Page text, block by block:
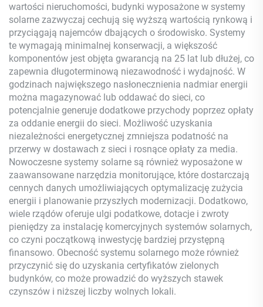
wartości nieruchomości, budynki wyposażone w systemy
solarne zazwyczaj cechują się wyższą wartością rynkową i
przyciągają najemców dbających o środowisko. Systemy
te wymagają minimalnej konserwacji, a większość
komponentów jest objęta gwarancją na 25 lat lub dłużej, co
zapewnia długoterminową niezawodność i wydajność. W
godzinach największego nasłonecznienia nadmiar energii
można magazynować lub oddawać do sieci, co
potencjalnie generuje dodatkowe przychody poprzez opłaty
za oddanie energii do sieci. Możliwość uzyskania
niezależności energetycznej zmniejsza podatność na
przerwy w dostawach z sieci i rosnące opłaty za media.
Nowoczesne systemy solarne są również wyposażone w
zaawansowane narzędzia monitorujące, które dostarczają
cennych danych umożliwiających optymalizację zużycia
energii i planowanie przyszłych modernizacji. Dodatkowo,
wiele rządów oferuje ulgi podatkowe, dotacje i zwroty
pieniędzy za instalację komercyjnych systemów solarnych,
co czyni początkową inwestycję bardziej przystępną
finansowo. Obecność systemu solarnego może również
przyczynić się do uzyskania certyfikatów zielonych
budynków, co może prowadzić do wyższych stawek
czynszów i niższej liczby wolnych lokali.